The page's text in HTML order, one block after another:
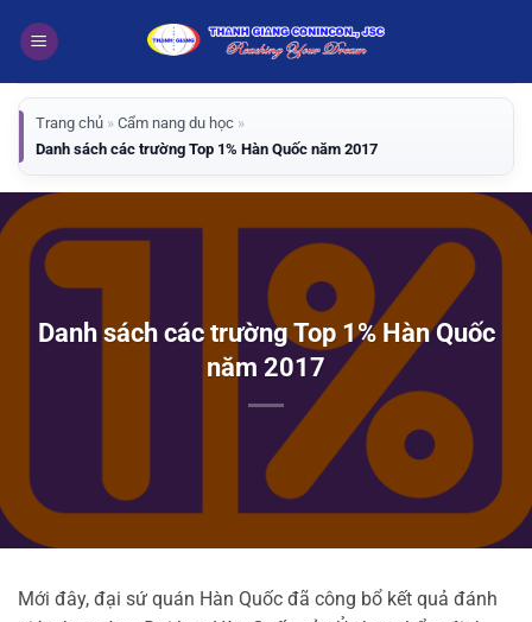
qua
dung
Trang chủ » Cẩm nang du học »
Danh sách các trường Top 1% Hàn Quốc năm 2017
Danh sách các trường Top 1% Hàn Quốc
năm 2017
Mới đây, đại sứ quán Hàn Quốc đã công bổ kết quả đánh